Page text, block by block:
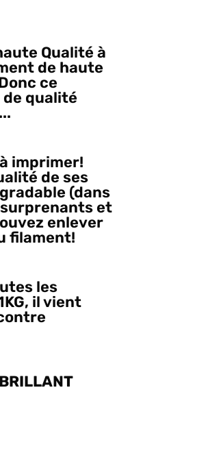
Qualité à
de haute
ce
qualité
imprimer!
de ses
(dans
et
enlever
filament!
les
il vient